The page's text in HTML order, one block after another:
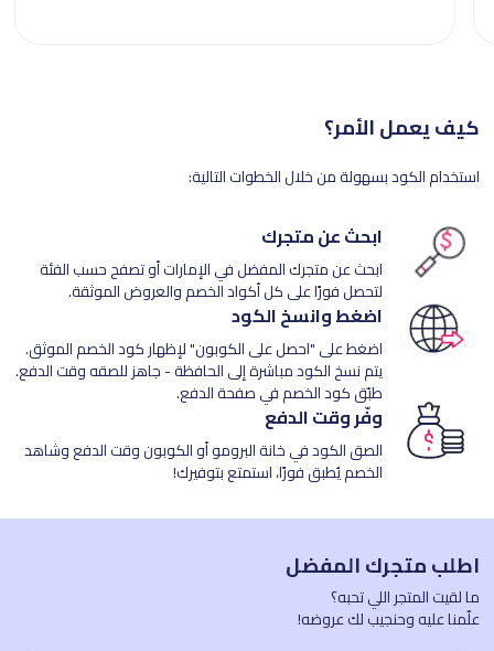
كيف يعمل الأمر؟
استخدام الكود بسهولة من خلال الخطوات التالية:
ابحث عن متجرك
ابحث عن متجرك المفضل في الإمارات أو تصفح حسب الفئة
لتحصل فورًا على كل أكواد الخصم والعروض الموثقة.
اضغط وانسخ الكود
اضغط على "احصل على الكوبون" لإظهار كود الخصم الموثق.
يتم نسخ الكود مباشرة إلى الحافظة - جاهز للصقه وقت الدفع.
طبّق كود الخصم في صفحة الدفع.
وفّر وقت الدفع
الصق الكود في خانة البرومو أو الكوبون وقت الدفع وشاهد
الخصم يُطبق فورًا، استمتع بتوفيرك!
اطلب متجرك المفضل
ما لقيت المتجر اللي تحبه؟
علّمنا عليه وحنجيب لك عروضه!